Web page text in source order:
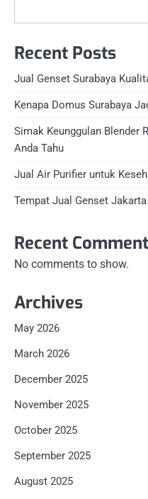
Recent Posts
Jual Genset Surabaya
Kenapa Domus Surabaya
Simak Keunggulan Blender
Anda Tahu
Jual Air Purifier untuk
Tempat Jual Genset
Recent
No comments to show.
Archives
May 2026
March 2026
December 2025
November 2025
October 2025
September 2025
August 2025